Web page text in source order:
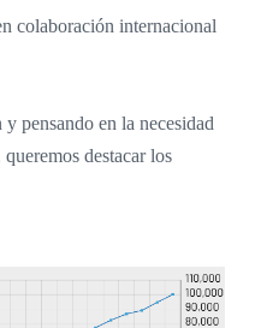
colaboración internacional
pensando en la necesidad
destacar los